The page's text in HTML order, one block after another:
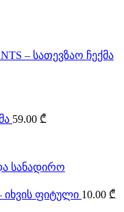
– სათევზაო ჩექმა
59.00 ₾
იხვის ფიტული 10.00 ₾